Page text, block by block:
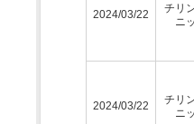
2024/03/22
チリ
ニ
2024/03/22
チリ
ニ